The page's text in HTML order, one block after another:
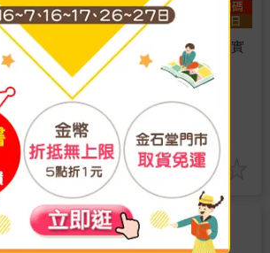
競合策略：商業運作的真實
力量(二十周年經典版)
亞當．布蘭登伯格
著
2015/08/03 出版
79 特價 363 元
加入購物車
TOP 8